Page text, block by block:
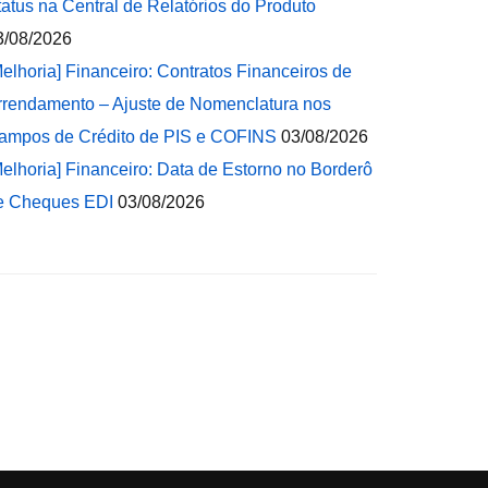
na Central de Relatórios do Produto
08/2026
Financeiro: Contratos Financeiros de
– Ajuste de Nomenclatura nos
de Crédito de PIS e COFINS 03/08/2026
Financeiro: Data de Estorno no Borderô
Cheques EDI 03/08/2026